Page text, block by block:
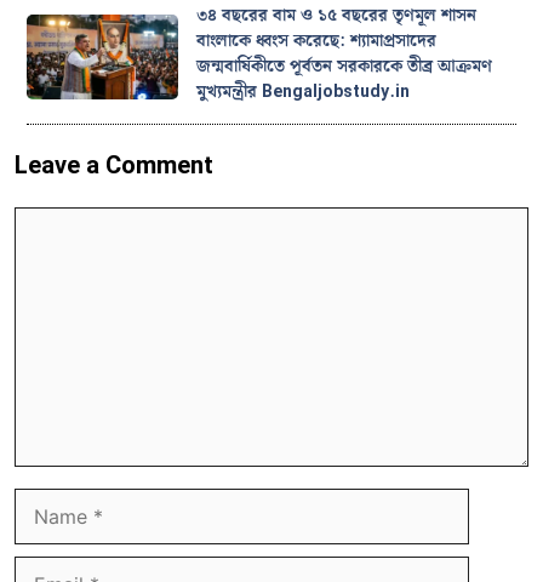
৩৪ বছরের বাম ও ১৫ বছরের তৃণমূল শাসন
বাংলাকে ধ্বংস করেছে: শ্যামাপ্রসাদের
জন্মবার্ষিকীতে পূর্বতন সরকারকে তীব্র আক্রমণ
মুখ্যমন্ত্রীর Bengaljobstudy.in
Leave a Comment